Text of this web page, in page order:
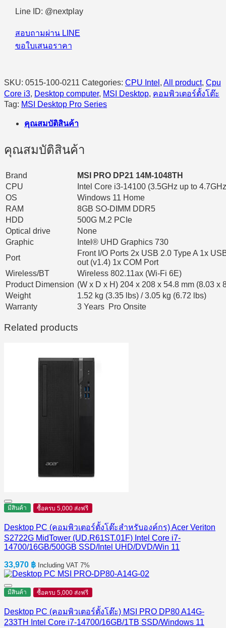
Core
14100/8GB/500GB
SSD/Windows
11
Line ID: @nextplay
สอบถามผ่าน LINE
ขอใบเสนอราคา
SKU: 0515-100-0211 Categories: CPU Intel , All product, Cpu
Core i3, Desktop computer, MSI Desktop, คอมพิวเตอร์ตั้งโต๊ะ
Tag: MSI Desktop Pro Series
คุณสมบัติสินค้า
คุณสมบัติสินค้า
Brand
MSI PRO DP21 14M-1048TH
CPU
Intel Core i3-14100 (3.5GHz up to
OS
Windows 11 Home
RAM
8GB SO-DIMM DDR5
HDD
500G M.2 PCIe
Optical drive
None
Graphic
Intel® UHD Graphics 730
Port
Front I/O Ports 2x USB 2.0 Type A 1x
out (v1.4) 1x COM Port
Wireless/BT
Wireless 802.11ax (Wi-Fi 6E)
Product Dimension (W x D x H) 204 x 208 x 54.8 mm (8.03 x
Weight
1.52 kg (3.35 lbs) / 3.05 kg (6.72 lbs)
Warranty
3 Years Pro Onsite
Related products
มีสินค้า ซื้อครบ 5,000 ส่งฟรี
Desktop PC (คอมพิวเตอร์ตั้งโต๊ะสำหรับองค์กร) Acer Veriton
S2722G MidTower (UD.R61ST.01F) Intel Core i7-
14700/16GB/500GB SSD/Intel UHD/DVD/Win 11
33,970 ฿ Including VAT 7%
มีสินค้า ซื้อครบ 5,000 ส่งฟรี
Desktop PC (คอมพิวเตอร์ตั้งโต๊ะ) MSI PRO DP80 A14G-
233TH Intel Core i7-14700/16GB/1TB SSD/Windows 11